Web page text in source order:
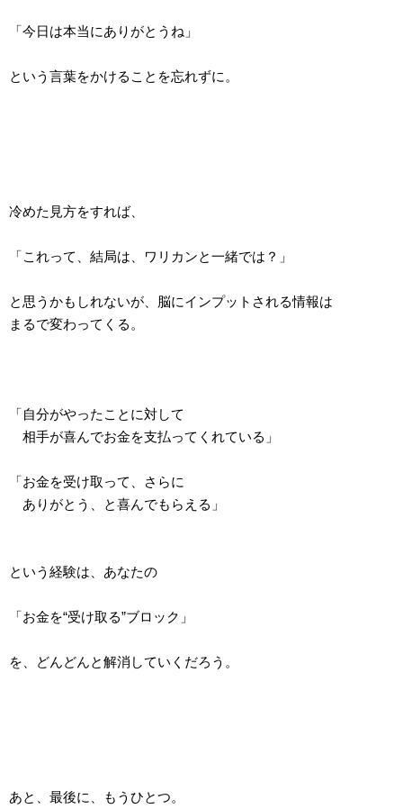
「今日は本当にありがとうね」
という言葉をかけることを忘れずに。
冷めた見方をすれば、
「これって、結局は、ワリカンと一緒では？」
と思うかもしれないが、脳にインプットされる情報は
まるで変わってくる。
「自分がやったことに対して
相手が喜んでお金を支払ってくれている」
「お金を受け取って、さらに
ありがとう、と喜んでもらえる」
という経験は、あなたの
「お金を“受け取る”ブロック」
を、どんどんと解消していくだろう。
あと、最後に、もうひとつ。